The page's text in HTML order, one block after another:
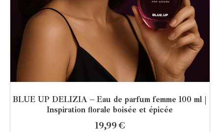
BLUE UP DELIZIA – Eau de parfum femme 100 ml |
Inspiration florale boisée et épicée
19,99€